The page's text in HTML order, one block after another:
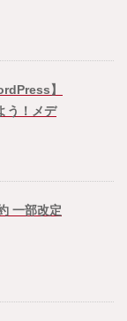
】
う！メデ
一部改定